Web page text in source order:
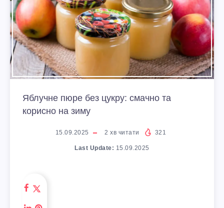
Яблучне пюре без цукру: смачно та
корисно на зиму
15.09.2025 2 хв читати 321
Last Update: 15.09.2025